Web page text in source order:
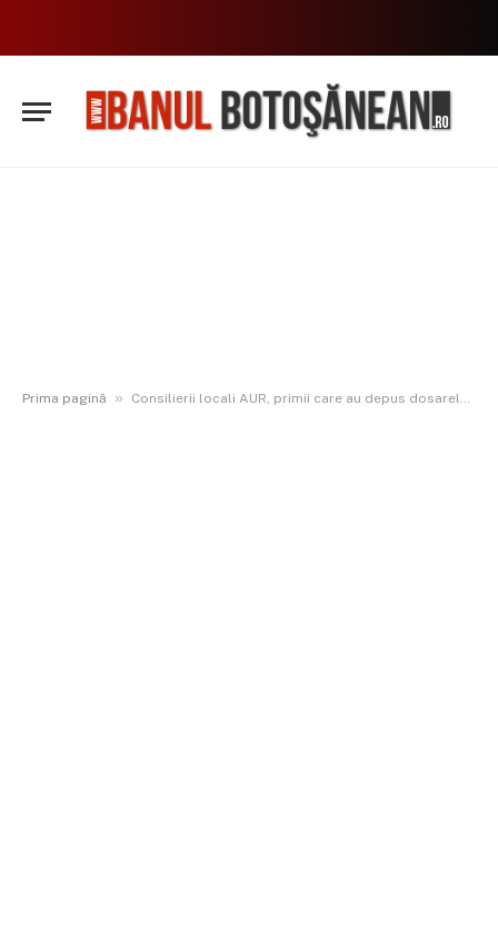
Prima pagină » Consilierii locali AUR, primii care au depus dosarele. ”Au epertiză și experiență pe trei paliere cheie”